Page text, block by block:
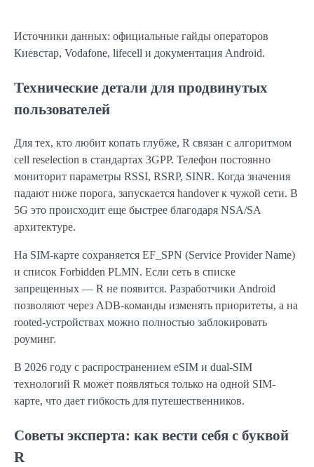
Источники данных: официальные гайды операторов
Киевстар, Vodafone, lifecell и документация Android.
Технические детали для продвинутых
пользователей
Для тех, кто любит копать глубже, R связан с алгоритмом
cell reselection в стандартах 3GPP. Телефон постоянно
мониторит параметры RSSI, RSRP, SINR. Когда значения
падают ниже порога, запускается handover к чужой сети. В
5G это происходит еще быстрее благодаря NSA/SA
архитектуре.
На SIM-карте сохраняется EF_SPN (Service Provider Name)
и список Forbidden PLMN. Если сеть в списке
запрещенных — R не появится. Разработчики Android
позволяют через ADB-команды изменять приоритеты, а на
rooted-устройствах можно полностью заблокировать
роуминг.
В 2026 году с распространением eSIM и dual-SIM
технологий R может появляться только на одной SIM-
карте, что дает гибкость для путешественников.
Советы эксперта: как вести себя с буквой
R